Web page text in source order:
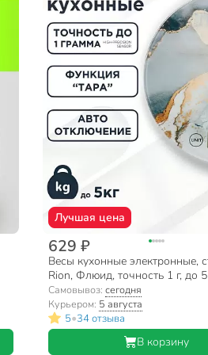
Лучшая цена
629 ₽
Весы кухонные электронные,
Rion, Флюид, точность 1 г, до 5
дисплей, PT-812/ZD-425
Самовывоз: сегодня
Курьером: 5 августа
5•34 отзыва
В корзину